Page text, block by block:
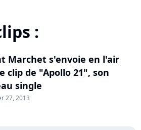
:
Marchet s'envoie en l'air
clip de "Apollo 21", son
single
27, 2013